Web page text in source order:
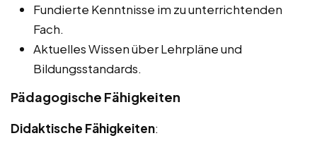
Fundierte Kenntnisse im zu unterrichtenden
Fach.
Aktuelles Wissen über Lehrpläne und
Bildungsstandards.
Pädagogische Fähigkeiten
Didaktische Fähigkeiten: